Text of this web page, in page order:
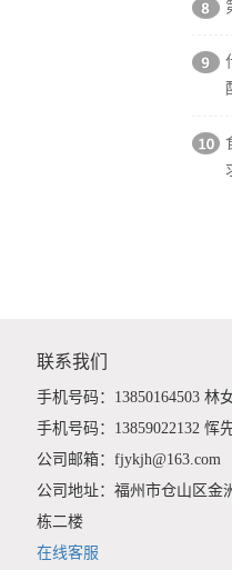
联系我们
手机号码：13850164503 林
手机号码：13859022132 恽
公司邮箱：fjykjh@163.com
公司地址：福州市仓山区金
栋二楼
在线客服